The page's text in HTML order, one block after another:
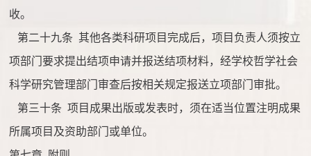
收。
第二十九条 其他各类科研项目完成后，项目负责人须按立
项部门要求提出结项申请并报送结项材料，经学校哲学社会
科学研究管理部门审查后按相关规定报送立项部门审批。
第三十条 项目成果出版或发表时，须在适当位置注明成果
所属项目及资助部门或单位。